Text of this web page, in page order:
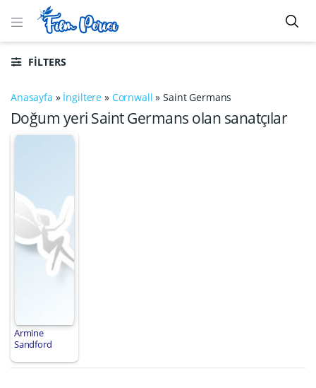
FILTERS
Anasayfa » İngiltere » Cornwall »Saint Germans
Doğum yeri Saint Germans olan sanatçılar
Armine
Sandford